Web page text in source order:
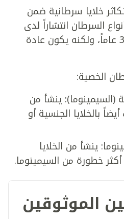
خلايا سرطانية ضمن
السرطان انتشاراً لدى
الرجال في سن 20 إلى 35 عاماً، ولكنه يكون عادة
الخصية:
(السيمينوما): ينشأ من
بالخلايا الجنسية أو
ينشأ من الخلايا
خطورة من السيمينوما.
الموثوقين